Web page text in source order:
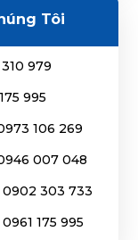
Tôi
979
995
106 269
007 048
303 733
175 995